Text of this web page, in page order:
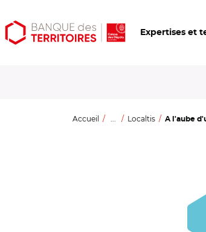
Aller
au
Aller
au
Ouvrir
les
Expertises et
Accueil ... Localtis A l'aube